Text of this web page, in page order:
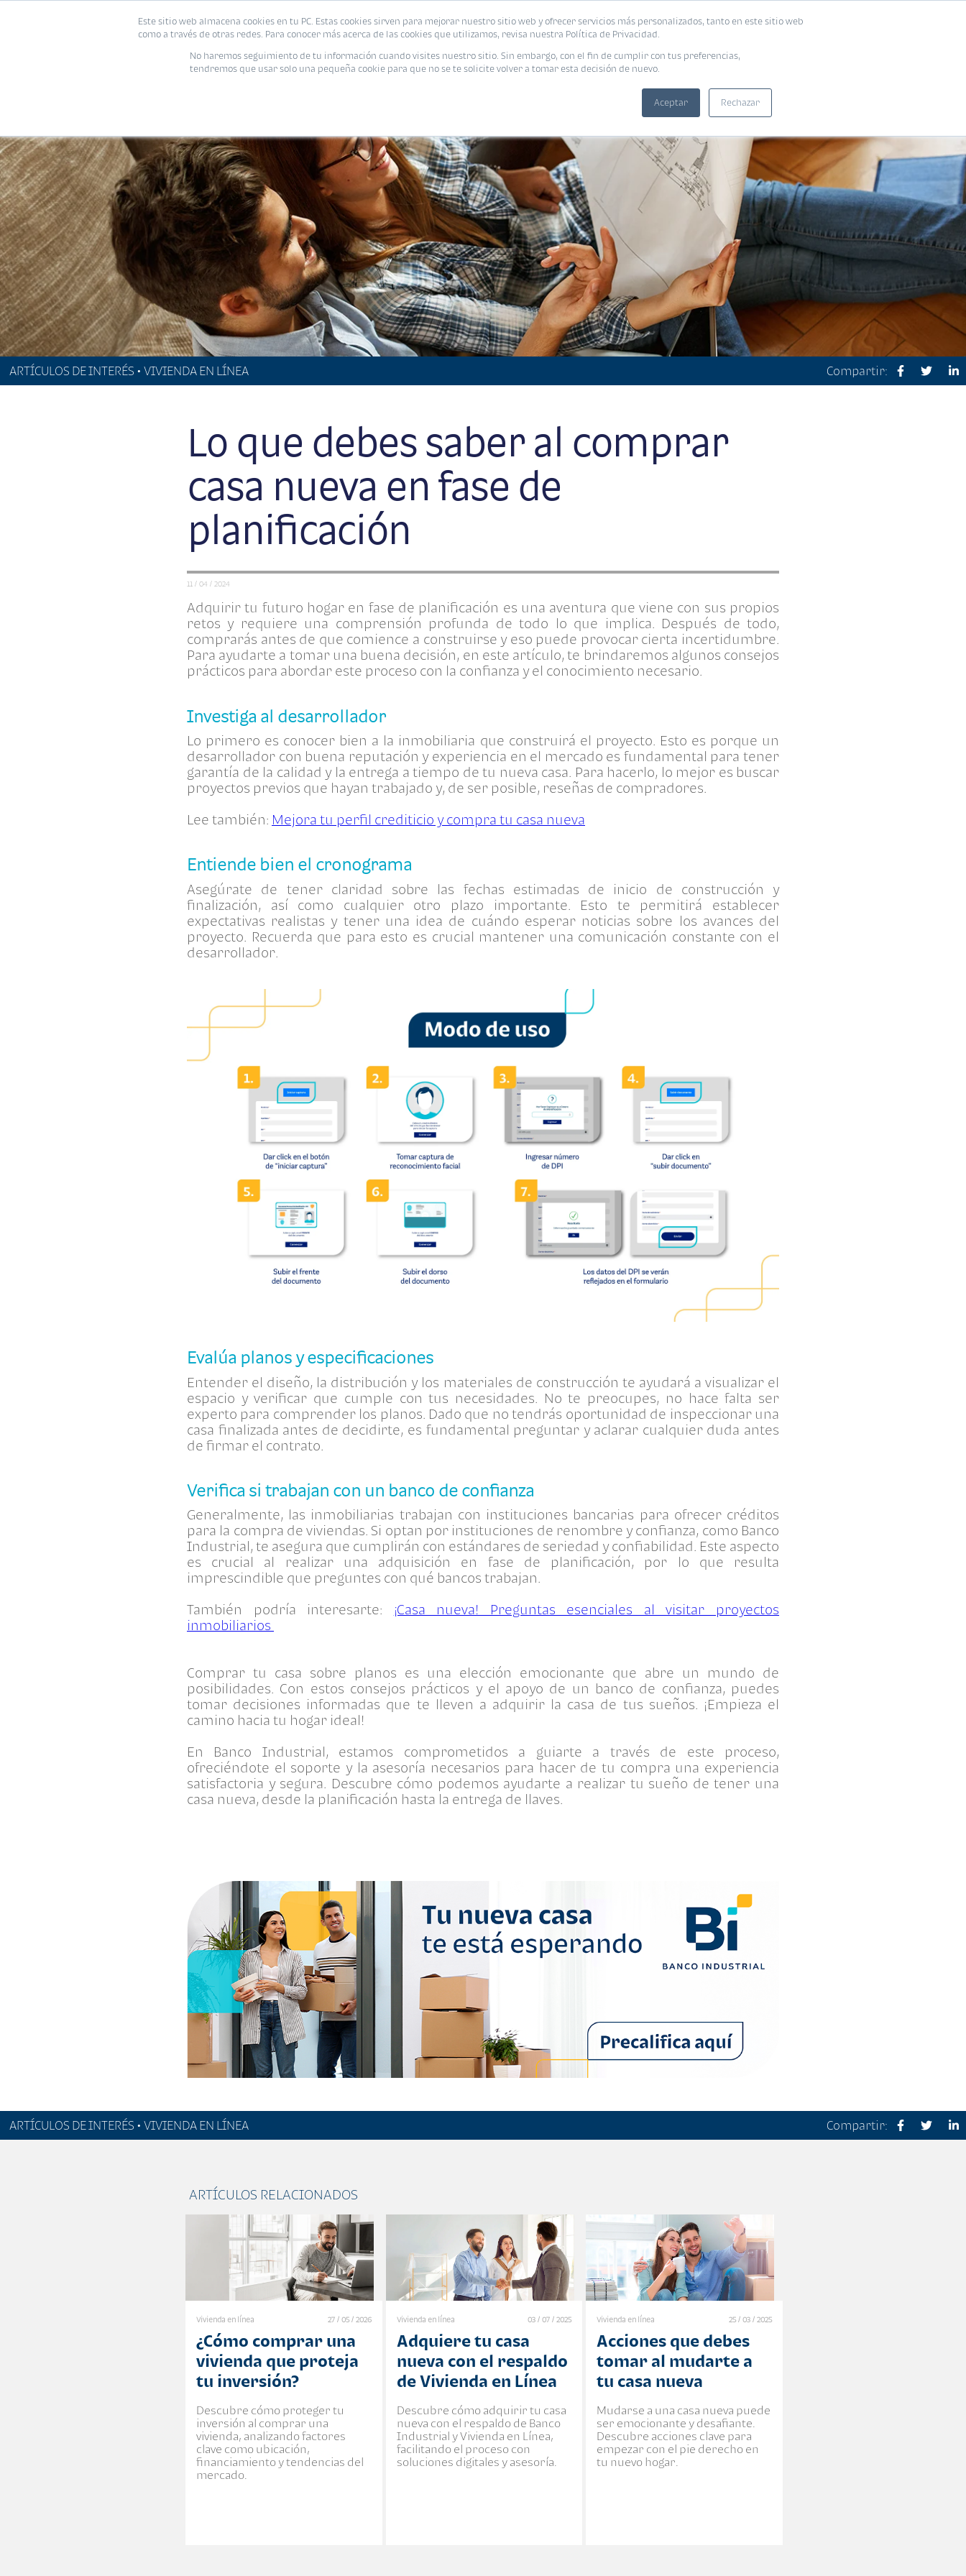
Este sitio web almacena cookies en tu PC. Estas cookies sirven para mejorar nuestro sitio web y ofrecer servicios más personalizados, tanto en este sitio web
como a través de otras redes. Para conocer más acerca de las cookies que utilizamos, revisa nuestra Política de Privacidad.
No haremos seguimiento de tu información cuando visites nuestro sitio. Sin embargo, con el fin de cumplir con tus preferencias,
tendremos que usar solo una pequeña cookie para que no se te solicite volver a tomar esta decisión de nuevo.
Aceptar Rechazar
PROMOCIONES CALCULADORAS EBOOKS
ARTÍCULOS DE INTERÉS • VIVIENDA EN LÍNEA Compartir:
Lo que debes saber al comprar
casa nueva en fase de
planificación
11 / 04 / 2024
Adquirir tu futuro hogar en fase de planificación es una aventura que viene con sus propios
retos y requiere una comprensión profunda de todo lo que implica. Después de todo,
comprarás antes de que comience a construirse y eso puede provocar cierta incertidumbre.
Para ayudarte a tomar una buena decisión, en este artículo, te brindaremos algunos consejos
prácticos para abordar este proceso con la confianza y el conocimiento necesario.
Investiga al desarrollador
Lo primero es conocer bien a la inmobiliaria que construirá el proyecto. Esto es porque un
desarrollador con buena reputación y experiencia en el mercado es fundamental para tener
garantía de la calidad y la entrega a tiempo de tu nueva casa. Para hacerlo, lo mejor es buscar
proyectos previos que hayan trabajado y, de ser posible, reseñas de compradores.
Lee también: Mejora tu perfil crediticio y compra tu casa nueva
Entiende bien el cronograma
Asegúrate de tener claridad sobre las fechas estimadas de inicio de construcción y
finalización, así como cualquier otro plazo importante. Esto te permitirá establecer
expectativas realistas y tener una idea de cuándo esperar noticias sobre los avances del
proyecto. Recuerda que para esto es crucial mantener una comunicación constante con el
desarrollador.
Evalúa planos y especificaciones
Entender el diseño, la distribución y los materiales de construcción te ayudará a visualizar el
espacio y verificar que cumple con tus necesidades. No te preocupes, no hace falta ser
experto para comprender los planos. Dado que no tendrás oportunidad de inspeccionar una
casa finalizada antes de decidirte, es fundamental preguntar y aclarar cualquier duda antes
de firmar el contrato.
Verifica si trabajan con un banco de confianza
Generalmente, las inmobiliarias trabajan con instituciones bancarias para ofrecer créditos
para la compra de viviendas. Si optan por instituciones de renombre y confianza, como Banco
Industrial, te asegura que cumplirán con estándares de seriedad y confiabilidad. Este aspecto
es crucial al realizar una adquisición en fase de planificación, por lo que resulta
imprescindible que preguntes con qué bancos trabajan.
También podría interesarte:
¡Casa nueva! Preguntas esenciales al visitar proyectos
inmobiliarios
Comprar tu casa sobre planos es una elección emocionante que abre un mundo de
posibilidades. Con estos consejos prácticos y el apoyo de un banco de confianza, puedes
tomar decisiones informadas que te lleven a adquirir la casa de tus sueños. ¡Empieza el
camino hacia tu hogar ideal!
En Banco Industrial, estamos comprometidos a guiarte a través de este proceso,
ofreciéndote el soporte y la asesoría necesarios para hacer de tu compra una experiencia
satisfactoria y segura. Descubre cómo podemos ayudarte a realizar tu sueño de tener una
casa nueva, desde la planificación hasta la entrega de llaves.
ARTÍCULOS DE INTERÉS • VIVIENDA EN LÍNEA Compartir:
ARTÍCULOS RELACIONADOS
Vivienda en línea 27 / 05 / 2026
¿Cómo comprar una
vivienda que proteja
tu inversión?
Descubre cómo proteger tu
inversión al comprar una
vivienda, analizando factores
clave como ubicación,
financiamiento y tendencias del
mercado.
Vivienda en línea 03 / 07 / 2025
Adquiere tu casa
nueva con el respaldo
de Vivienda en Línea
Descubre cómo adquirir tu casa
nueva con el respaldo de Banco
Industrial y Vivienda en Línea,
facilitando el proceso con
soluciones digitales y asesoría.
Vivienda en línea 25 / 03 / 2025
Acciones que debes
tomar al mudarte a
tu casa nueva
Mudarse a una casa nueva puede
ser emocionante y desafiante.
Descubre acciones clave para
empezar con el pie derecho en
tu nuevo hogar.